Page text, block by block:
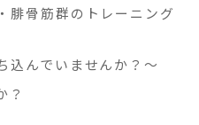
腓骨筋群のトレーニング
込んでいませんか？～
？